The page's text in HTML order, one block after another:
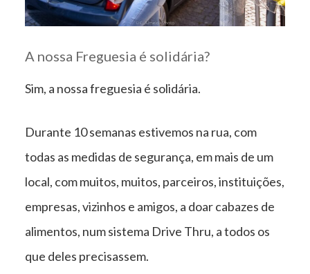
A nossa Freguesia é solidária?
Sim, a nossa freguesia é solidária.
Durante 10 semanas estivemos na rua, com
todas as medidas de segurança, em mais de um
local, com muitos, muitos, parceiros, instituições,
empresas, vizinhos e amigos, a doar cabazes de
alimentos, num sistema Drive Thru, a todos os
que deles precisassem.